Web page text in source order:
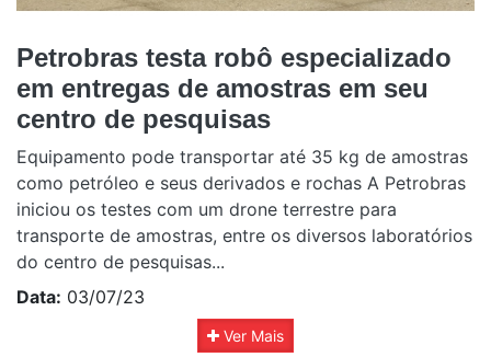
Petrobras testa robô especializado
em entregas de amostras em seu
centro de pesquisas
Equipamento pode transportar até 35 kg de amostras
como petróleo e seus derivados e rochas A Petrobras
iniciou os testes com um drone terrestre para
transporte de amostras, entre os diversos laboratórios
do centro de pesquisas...
Data: 03/07/23
Ver Mais